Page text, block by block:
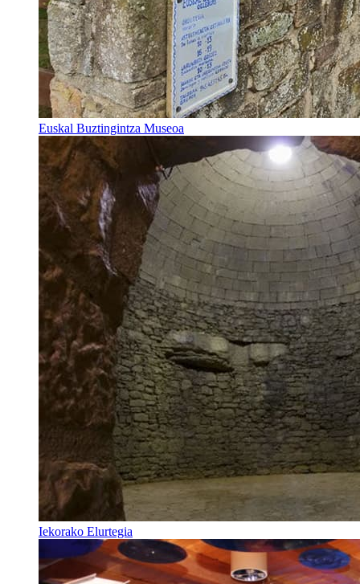
Euskal Buztingintza Museoa
Iekorako Elurtegia